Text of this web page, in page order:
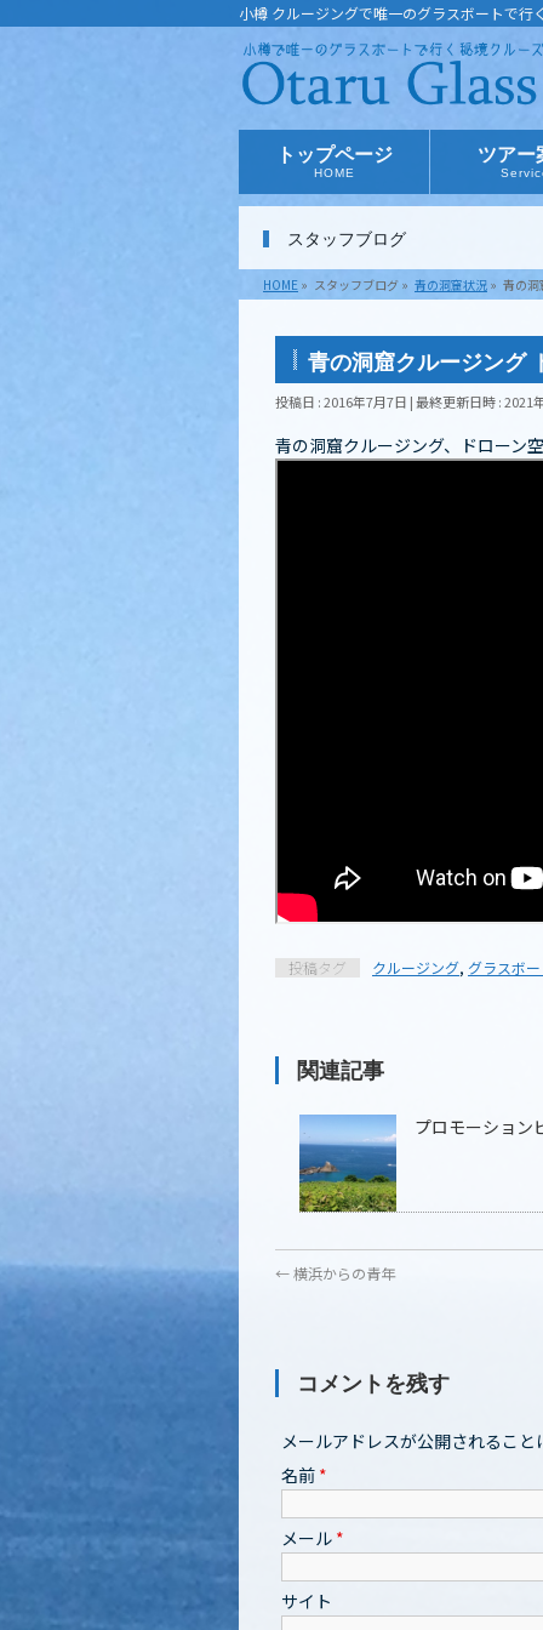
小樽 クルージングで唯一のグラスボートで
トップページ
HOME
ツアー
スタッフブログ
HOME » スタッフブログ » 青の洞窟状況 » 青の洞
青の洞窟クルージング
投稿日 : 2016年7月7日 最終更新日時 : 2021
青の洞窟クルージング、ドローン
投稿タグ クルージング, グラスボ
関連記事
プロモーション
←横浜からの青年
コメントを残す
メールアドレスが公開されるこ
名前 *
メール *
サイト